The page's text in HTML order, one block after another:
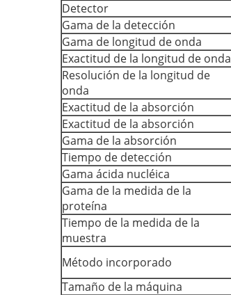
Detector
Gama de la detección
Gama de longitud de onda
Exactitud de la longitud de onda
Resolución de la longitud de
onda
Exactitud de la absorción
Exactitud de la absorción
Gama de la absorción
Tiempo de detección
Gama ácida nucléica
Gama de la medida de la
proteína
Tiempo de la medida de la
muestra
Método incorporado
Tamaño de la máquina